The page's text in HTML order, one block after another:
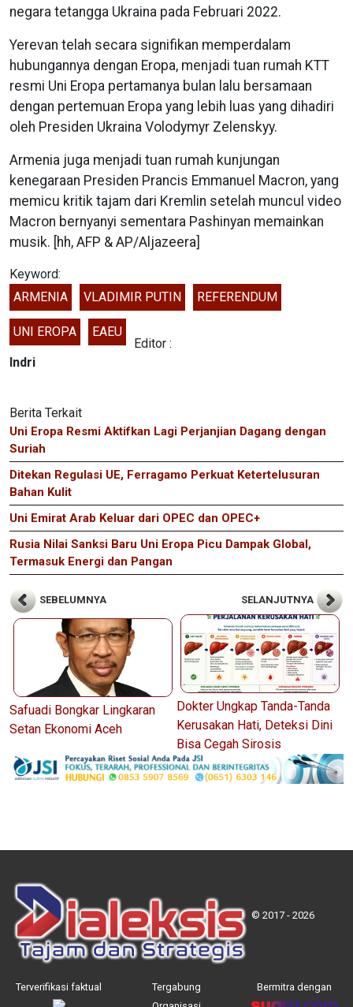
negara tetangga Ukraina pada Februari 2022.
Yerevan telah secara signifikan memperdalam
hubungannya dengan Eropa, menjadi tuan rumah KTT
resmi Uni Eropa pertamanya bulan lalu bersamaan
dengan pertemuan Eropa yang lebih luas yang dihadiri
oleh Presiden Ukraina Volodymyr Zelenskyy.
Armenia juga menjadi tuan rumah kunjungan
kenegaraan Presiden Prancis Emmanuel Macron, yang
memicu kritik tajam dari Kremlin setelah muncul video
Macron bernyanyi sementara Pashinyan memainkan
musik. [hh, AFP & AP/Aljazeera]
Keyword:
ARMENIA
VLADIMIR PUTIN REFERENDUM
UNI EROPA EAEU
Editor :
Indri
Berita Terkait
Uni Eropa Resmi Aktifkan Lagi Perjanjian Dagang dengan
Suriah
Ditekan Regulasi UE, Ferragamo Perkuat Ketertelusuran
Bahan Kulit
Uni Emirat Arab Keluar dari OPEC dan OPEC+
Rusia Nilai Sanksi Baru Uni Eropa Picu Dampak Global,
Termasuk Energi dan Pangan
SEBELUMNYA
Safuadi Bongkar Lingkaran
Setan Ekonomi Aceh
SELANJUTNYA
Dokter Ungkap Tanda-Tanda
Kerusakan Hati, Deteksi Dini
Bisa Cegah Sirosis
© 2017 - 2026
Terverifikasi faktual
Tergabung
Bermitra dengan